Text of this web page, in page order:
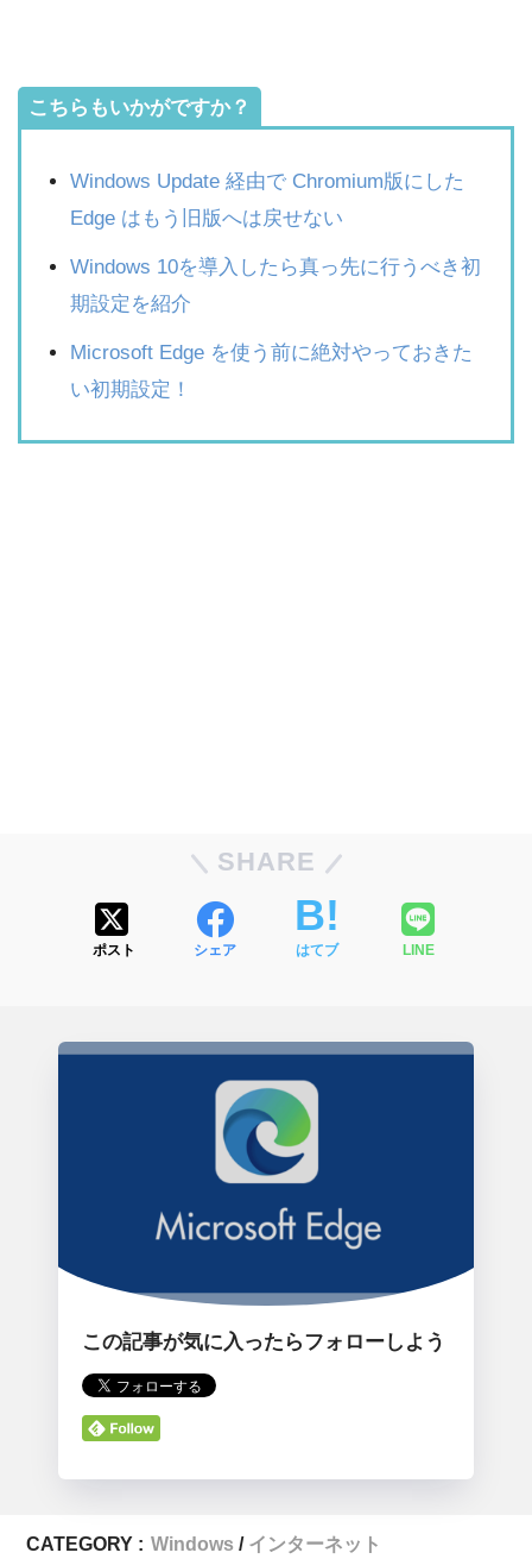
こちらもいかがですか？
Windows Update 経由で Chromium版にした
Edge はもう旧版へは戻せない
Windows 10を導入したら真っ先に行うべき初
期設定を紹介
Microsoft Edge を使う前に絶対やっておきた
い初期設定！
SHARE
ポスト シェア はてブ LINE
この記事が気に入ったらフォローしよう
CATEGORY : Windows インターネット